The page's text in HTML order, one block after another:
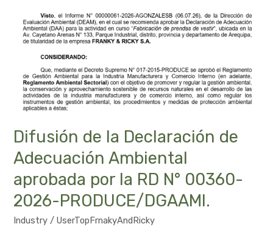
Difusión de la Declaración de
Adecuación Ambiental
aprobada por la RD N° 00360-
2026-PRODUCE/DGAAMI.
Industry /UserTopFrnakyAndRicky
Ambiental
aprobada
por
RD
00360-
PRODUCE/DGAAMI.